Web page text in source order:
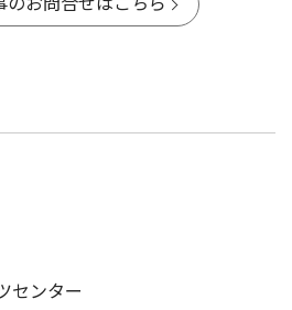
センター